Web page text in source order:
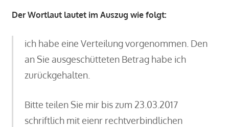
Der Wortlaut lautet im Auszug wie folgt:
ich habe eine Verteilung vorgenommen. Den
an Sie ausgeschütteten Betrag habe ich
zurückgehalten.
Bitte teilen Sie mir bis zum 23.03.2017
schriftlich mit eienr rechtverbindlichen